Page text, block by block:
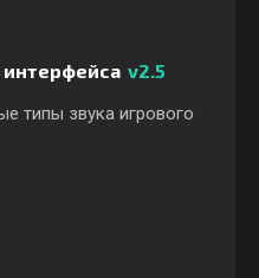
интерфейса v2.5
типы звука игрового